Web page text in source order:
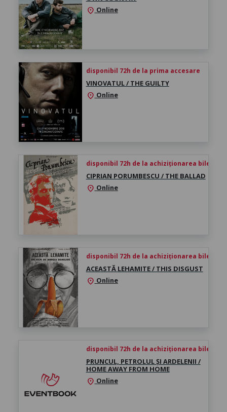
location_on Online
disponibil 72h de la prima accesare
VINOVATUL / THE GUILTY
location_on Online
disponibil 72h de la achiziționarea biletului
CIPRIAN PORUMBESCU / THE BALLAD
location_on Online
disponibil 72h de la achiziționarea biletului
ACEASTĂ LEHAMITE / THIS DISGUST
location_on Online
disponibil 72h de la achiziționarea biletului
PRUNCUL, PETROLUL ȘI ARDELENII /
HOME AWAY FROM HOME
location_on Online